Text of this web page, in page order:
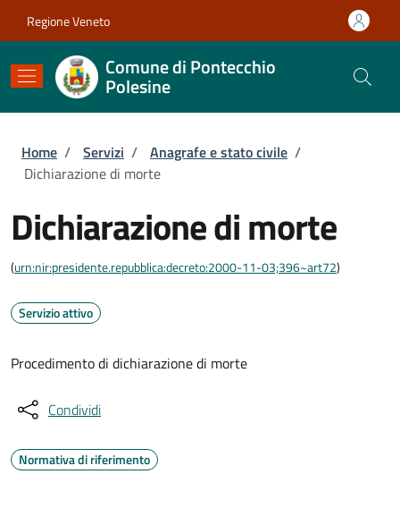
Regione Veneto
Comune di Pontecchio
Polesine
Briciole di pane
Home / Servizi / Anagrafe e stato civile /
Dichiarazione di morte
Dichiarazione di morte
(urn:nir:presidente.repubblica:decreto:2000-11-03;396~art72)
Servizio attivo
Procedimento di dichiarazione di morte
Condividi
Normativa di riferimento